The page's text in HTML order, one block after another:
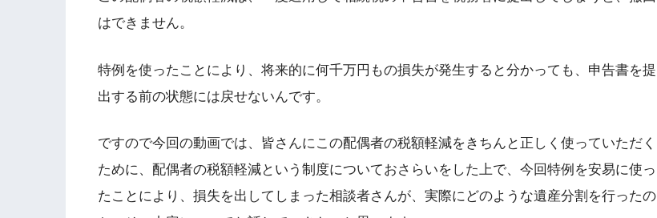
はできません。
特例を使ったことにより、将来的に何千万円もの損失が発生すると分かっても、申告書を提
出する前の状態には戻せないんです。
ですので今回の動画では、皆さんにこの配偶者の税額軽減をきちんと正しく使っていただく
ために、配偶者の税額軽減という制度についておさらいをした上で、今回特例を安易に使っ
たことにより、損失を出してしまった相談者さんが、実際にどのような遺産分割を行ったの